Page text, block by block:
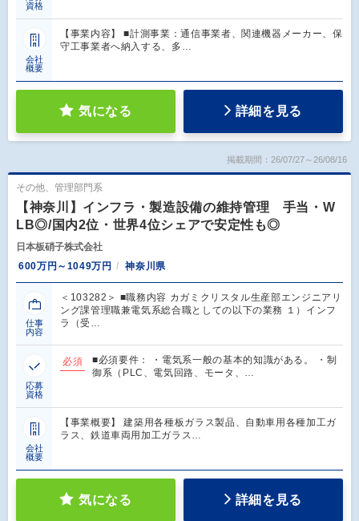
資格
会社
概要
【事業内容】 ■計測事業：通信事業者、関連機器メーカー、保
守工事業者へ納入する、多…
気になる 詳細を見る
掲載期間：26/07/27～26/08/16
その他、管理部門系
【神奈川】インフラ・製造設備の維持管理 手当・W
LB◎/国内2位・世界4位シェアで安定性も◎
日本板硝子株式会社
600万円～1049万円
神奈川県
仕事
内容
＜103282＞ ■職務内容 カガミクリスタル生産部エンジニアリ
ング課管理職兼電気系総合職としての以下の業務 １）インフ
ラ（受…
応募
資格
必須
■必須要件： ・電気系一般の基本的知識がある。 ・制
御系（PLC、電気回路、モータ、…
会社
概要
【事業概要】 建築用各種板ガラス製品、自動車用各種加工ガ
ラス、鉄道車両用加工ガラス…
気になる 詳細を見る